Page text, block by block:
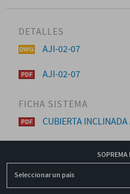
DETALLES
AJI-02-07
AJI-02-07
FICHA SISTEMA
CUBIERTA
SOPREMA
Seleccionar un país